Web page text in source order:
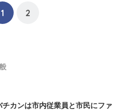
1 2
チカンは市内従業員と市民にファ